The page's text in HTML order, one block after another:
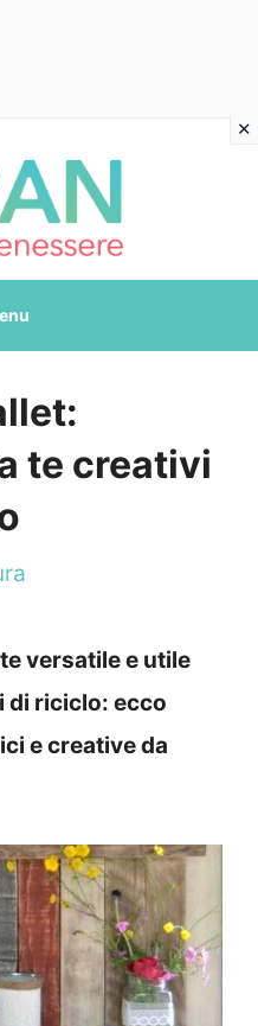
te creativi
versatile e utile
di riciclo: ecco
e creative da